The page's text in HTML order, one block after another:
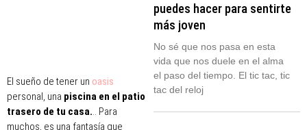
El sueño de tener un oasis
personal, una piscina en el patio
trasero de tu casa... Para
muchos, es una fantasía que
puedes hacer para sentirte
más joven
No sé que nos pasa en esta
vida que nos duele en el alma
el paso del tiempo. El tic tac, tic
tac del reloj